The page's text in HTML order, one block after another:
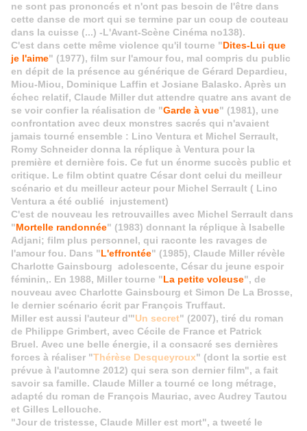
ne sont pas prononcés et n'ont pas besoin de l'être dans
cette danse de mort qui se termine par un coup de couteau
dans la cuisse (...) -L'Avant-Scène Cinéma no138).
C'est dans cette même violence qu'il tourne "Dites-Lui que
je l'aime" (1977), film sur l'amour fou, mal compris du public
en dépit de la présence au générique de Gérard Depardieu,
Miou-Miou, Dominique Laffin et Josiane Balasko. Après un
échec relatif, Claude Miller dut attendre quatre ans avant de
se voir confier la réalisation de "Garde à vue" (1981), une
confrontation avec deux monstres sacrés qui n'avaient
jamais tourné ensemble : Lino Ventura et Michel Serrault,
Romy Schneider donna la réplique à Ventura pour la
première et dernière fois. Ce fut un énorme succès public et
critique. Le film obtint quatre César dont celui du meilleur
scénario et du meilleur acteur pour Michel Serrault ( Lino
Ventura a été oublié injustement)
C'est de nouveau les retrouvailles avec Michel Serrault dans
"Mortelle randonnée" (1983) donnant la réplique à Isabelle
Adjani; film plus personnel, qui raconte les ravages de
l'amour fou. Dans "L'effrontée" (1985), Claude Miller révèle
Charlotte Gainsbourg adolescente, César du jeune espoir
féminin,. En 1988, Miller tourne "La petite voleuse", de
nouveau avec Charlotte Gainsbourg et Simon De La Brosse,
le dernier scénario écrit par François Truffaut.
Miller est aussi l'auteur d'"Un secret" (2007), tiré du roman
de Philippe Grimbert, avec Cécile de France et Patrick
Bruel. Avec une belle énergie, il a consacré ses dernières
forces à réaliser "Thérèse Desqueyroux" (dont la sortie est
prévue à l'automne 2012) qui sera son dernier film", a fait
savoir sa famille. Claude Miller a tourné ce long métrage,
adapté du roman de François Mauriac, avec Audrey Tautou
et Gilles Lellouche.
"Jour de tristesse, Claude Miller est mort", a tweeté le